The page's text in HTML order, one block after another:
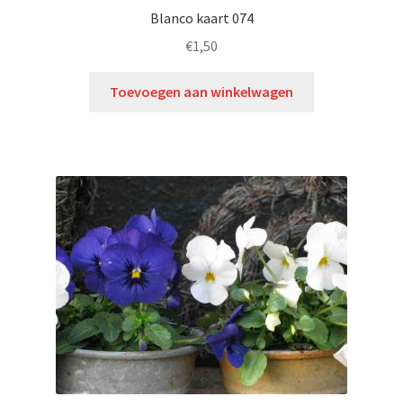
Blanco kaart 074
€1,50
Toevoegen aan winkelwagen